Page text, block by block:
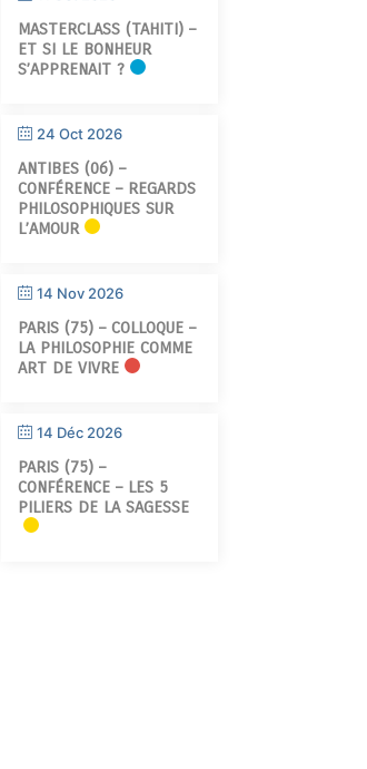
MASTERCLASS (TAHITI) –
ET SI LE BONHEUR
S’APPRENAIT ?
24 Oct 2026
ANTIBES (06) –
CONFÉRENCE – REGARDS
PHILOSOPHIQUES SUR
L’AMOUR
14 Nov 2026
PARIS (75) – COLLOQUE –
LA PHILOSOPHIE COMME
ART DE VIVRE
14 Déc 2026
PARIS (75) –
CONFÉRENCE – LES 5
PILIERS DE LA SAGESSE